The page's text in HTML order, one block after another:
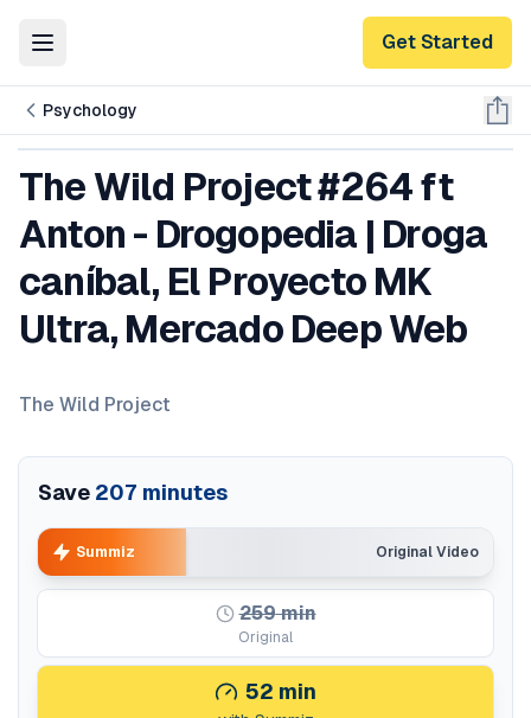
Toggle Menu Get Started
Psychology
The Wild Project #264 ft
Anton - Drogopedia | Droga
caníbal, El Proyecto MK
Ultra, Mercado Deep Web
The Wild Project
Save 207 minutes
Original Video
Summiz
259min
Original
52 min